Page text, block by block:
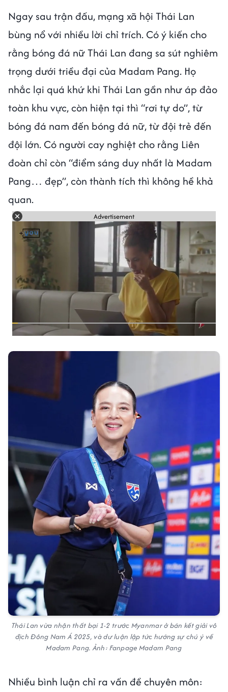
Ngay sau trận đấu, mạng xã hội Thái Lan
bùng nổ với nhiều lời chỉ trích. Có ý kiến cho
rằng bóng đá nữ Thái Lan đang sa sút nghiêm
trọng dưới triều đại của Madam Pang. Họ
nhắc lại quá khứ khi Thái Lan gần như áp đảo
toàn khu vực, còn hiện tại thì “rơi tự do”, từ
bóng đá nam đến bóng đá nữ, từ đội trẻ đến
đội lớn. Có người cay nghiệt cho rằng Liên
đoàn chỉ còn “điểm sáng duy nhất là Madam
Pang… đẹp”, còn thành tích thì không hề khả
quan.
Advertisement
Thái Lan vừa nhận thất bại 1-2 trước Myanmar ở bán kết giải vô
địch Đông Nam Á 2025, và dư luận lập tức hướng sự chú ý về
Madam Pang. Ảnh: Fanpage Madam Pang
Nhiều bình luận chỉ ra vấn đề chuyên môn: